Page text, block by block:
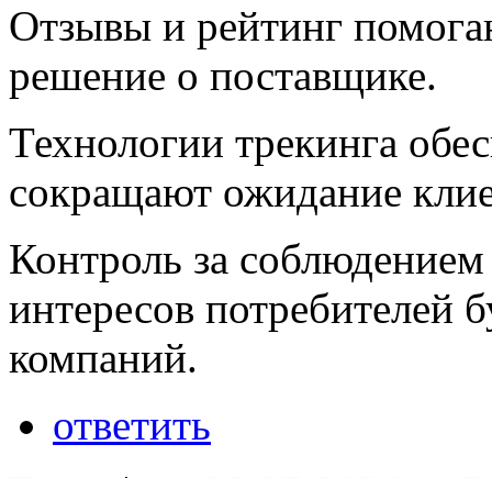
Отзывы и рейтинг
решение о поставщике.
Технологии трекинга
сокращают ожидание
Контроль за соблюдением
интересов потребителей
компаний.
ответить